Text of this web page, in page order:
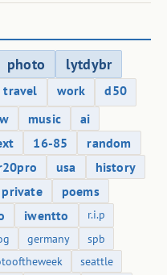
photo
lytdybr
travel work
d50
music
ai
16-85
random
usa
history
private
poems
iwentto
r.i.p
germany
spb
seattle